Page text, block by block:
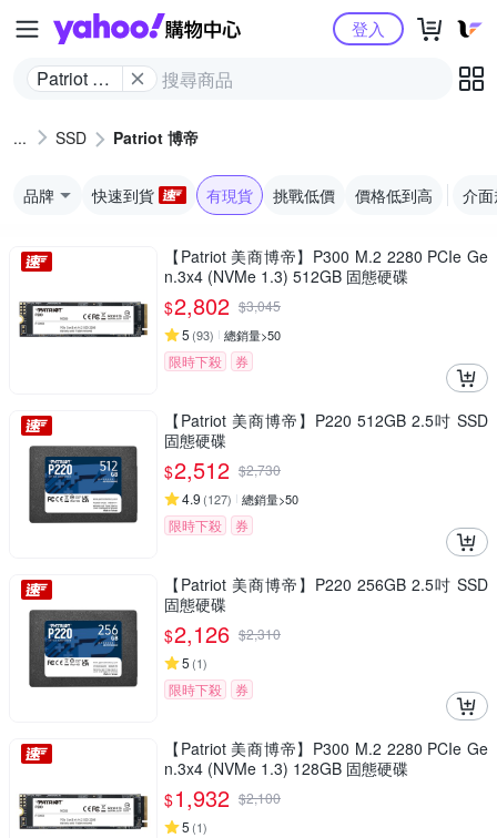
Yahoo購物中心
Patriot 博
登入
SSD Patriot 博帝
品牌 快速到貨 有現貨 挑戰低價 價格低到高 介
【Patriot 美商博帝】P300 M.2 2280 PCIe Ge
n.3x4 (NVMe 1.3) 512GB 固態硬碟
$2,802 $3,045
5 (93) 總銷量>50
限時下殺 券
【Patriot 美商博帝】P220 512GB 2.5吋 SSD
固態硬碟
$2,512 $2,730
4.9 (127) 總銷量>50
限時下殺 券
【Patriot 美商博帝】P220 256GB 2.5吋 SSD
固態硬碟
$2,126 $2,310
5 (1)
限時下殺 券
【Patriot 美商博帝】P300 M.2 2280 PCIe Ge
n.3x4 (NVMe 1.3) 128GB 固態硬碟
$1,932 $2,100
5 (1)